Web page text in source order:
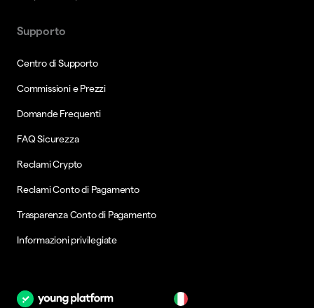
Supporto
Centro di Supporto
Commissioni e Prezzi
Domande Frequenti
FAQ Sicurezza
Reclami Crypto
Reclami Conto di Pagamento
Trasparenza Conto di Pagamento
Informazioni privilegiate